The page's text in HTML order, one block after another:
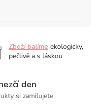
Zboží balíme ekologicky,
pečlivě a s láskou
den
si zamilujete